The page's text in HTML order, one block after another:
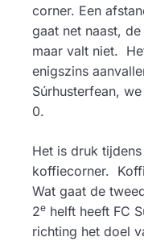
corner. Een
gaat net naast,
maar valt niet.
enigszins
Súrhusterfean,
0.
Het is druk
koffiecorner.
Wat gaat de
2e helft heeft FC
richting het doel